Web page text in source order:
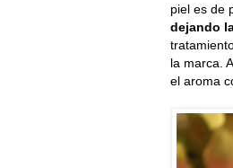
piel es de
dejando
la marca.
el aroma